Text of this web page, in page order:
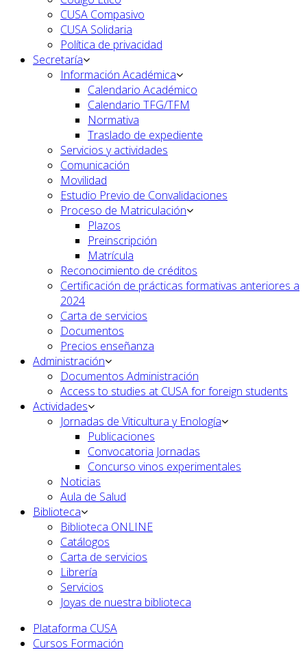
CUSA Compasivo
CUSA Solidaria
Política de privacidad
Secretaría
Información Académica
Calendario Académico
Calendario TFG/TFM
Normativa
Traslado de expediente
Servicios y actividades
Comunicación
Movilidad
Estudio Previo de Convalidaciones
Proceso de Matriculación
Plazos
Preinscripción
Matrícula
Reconocimiento de créditos
Certificación de prácticas formativas anteriores a
2024
Carta de servicios
Documentos
Precios enseñanza
Administración
Documentos Administración
Access to studies at CUSA for foreign students
Actividades
Jornadas de Viticultura y Enología
Publicaciones
Convocatoria Jornadas
Concurso vinos experimentales
Noticias
Aula de Salud
Biblioteca
Biblioteca ONLINE
Catálogos
Carta de servicios
Librería
Servicios
Joyas de nuestra biblioteca
Plataforma CUSA
Cursos Formación